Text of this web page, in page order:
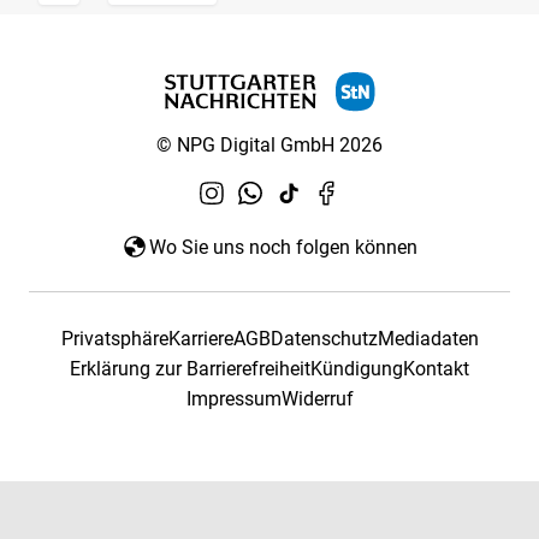
© NPG Digital GmbH 2026
Wo Sie uns noch folgen können
PrivatsphäreKarriereAGBDatenschutzMediadaten
Erklärung zur BarrierefreiheitKündigungKontakt
ImpressumWiderruf